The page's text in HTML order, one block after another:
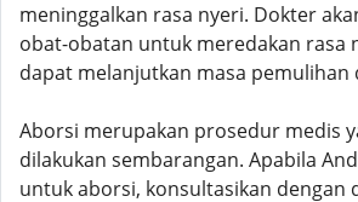
meninggalkan rasa nyeri. Dokter
obat-obatan untuk meredakan rasa
dapat melanjutkan masa pemulihan
Aborsi merupakan prosedur medis
dilakukan sembarangan. Apabila
untuk aborsi, konsultasikan dengan